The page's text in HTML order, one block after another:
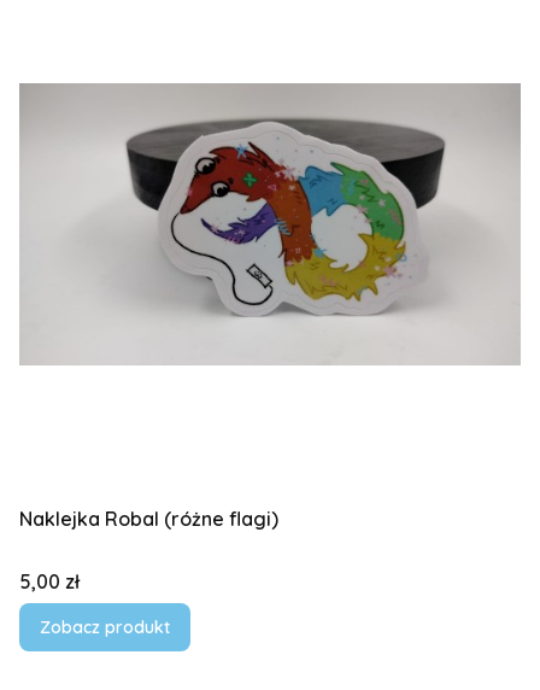
Naklejka Robal (różne flagi)
Cena
5,00 zł
Zobacz produkt